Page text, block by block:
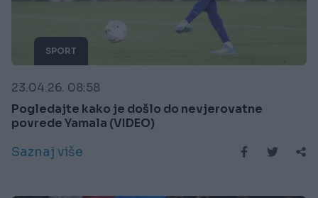
SPORT
23.04.26. 08:58
Pogledajte kako je došlo do nevjerovatne
povrede Yamala (VIDEO)
Saznaj više